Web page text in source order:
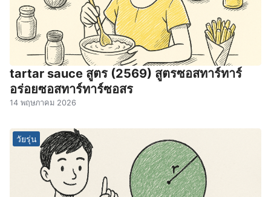
tartar sauce สูตร (2569) สูตรซอสทาร์ทาร์
อร่อยซอสทาร์ทาร์ซอสร
14 พฤษภาคม 2026
วัยรุ่น